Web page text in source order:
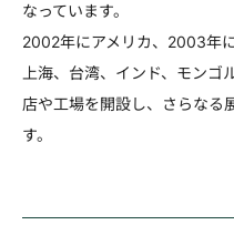
なっています。
2002年にアメリカ、2003年
上海、台湾、インド、モン
店や工場を開設し、さらなる
す。